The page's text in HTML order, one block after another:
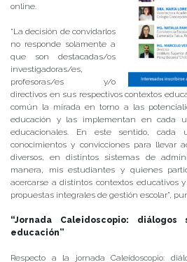
online.
“La decisión de convidarlos
no responde solamente a
que son destacadas/os
investigadoras/es,
profesoras/es y/o
directivos en sus respectivos contextos
común la mirada en torno a las
educación y las implementan en cada
educacionales. En este sentido,
conocimientos y convicciones para llevar
diversos, en distintos sistemas de
manera, mis estudiantes y quienes
acercarse a distintos contextos educativos
propuestas integrales de gestión escolar”,
“Jornada Caleidoscopio:
educación”
Respecto a la jornada Caleidoscopio: